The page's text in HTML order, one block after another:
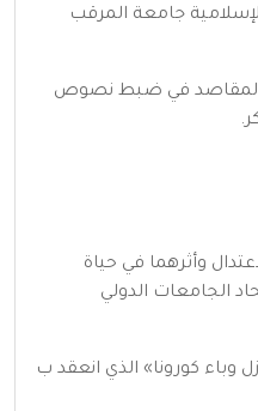
جامعة المرقب
المقاصد في ضبط نصوص
وأثرهما في حياة
الجامعات الدولي
وباء كورونا» الذي انعقد ب